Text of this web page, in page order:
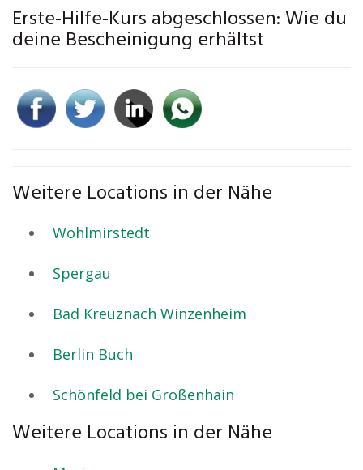
Erste-Hilfe-Kurs abgeschlossen: Wie du
deine Bescheinigung erhältst
Weitere Locations in der Nähe
Wohlmirstedt
Spergau
Bad Kreuznach Winzenheim
Berlin Buch
Schönfeld bei Großenhain
Weitere Locations in der Nähe